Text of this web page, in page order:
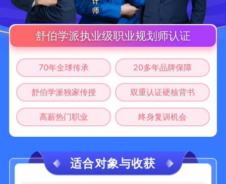
舒伯学派执业级职业规划师认证
70年全球传承 20多年品牌保障
舒伯学派独家传授 双重认证硬核背书
高薪热门职业 终身复训机会
适合对象与收获